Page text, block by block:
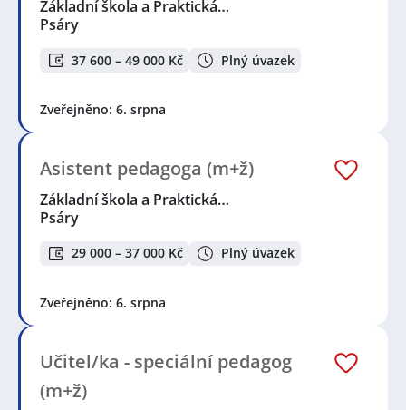
Základní škola a Praktická…
Psáry
37 600 – 49 000 Kč Plný úvazek
Zveřejněno: 6. srpna
Asistent pedagoga (m+ž)
Základní škola a Praktická…
Psáry
29 000 – 37 000 Kč Plný úvazek
Zveřejněno: 6. srpna
Učitel/ka - speciální pedagog
(m+ž)